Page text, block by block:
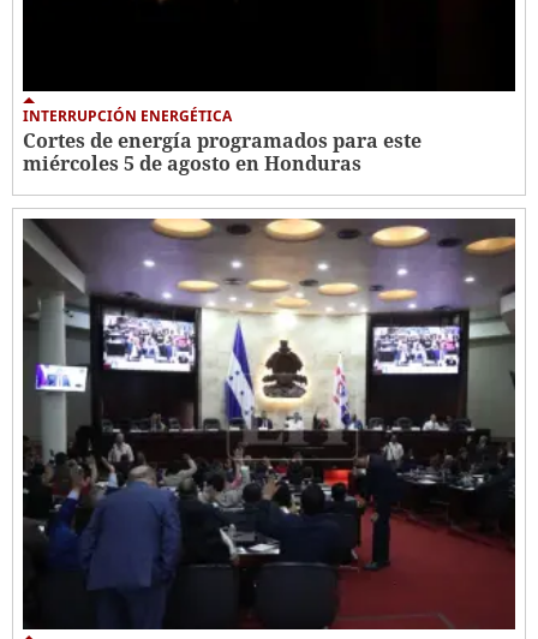
INTERRUPCIÓN ENERGÉTICA
Cortes de energía programados para este
miércoles 5 de agosto en Honduras